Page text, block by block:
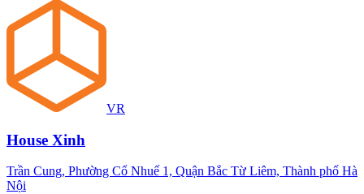
VR
House Xinh
Trần Cung, Phường Cổ Nhuế 1, Quận Bắc Từ Liêm, Thành phố Hà
Nội